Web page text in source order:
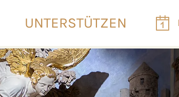
UNTERSTÜTZEN